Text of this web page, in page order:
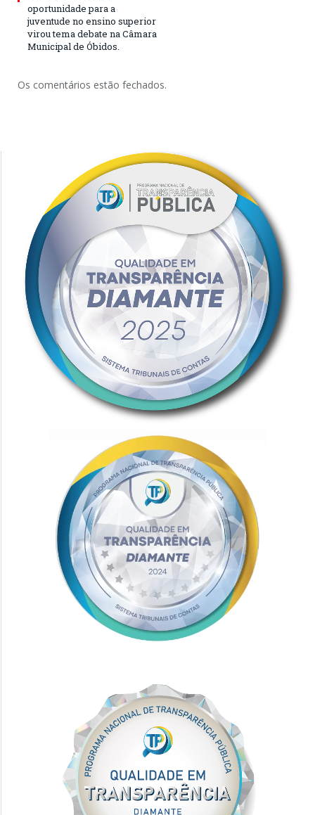
oportunidade para a
juventude no ensino superior
virou tema debate na Câmara
Municipal de Óbidos.
Os comentários estão fechados.